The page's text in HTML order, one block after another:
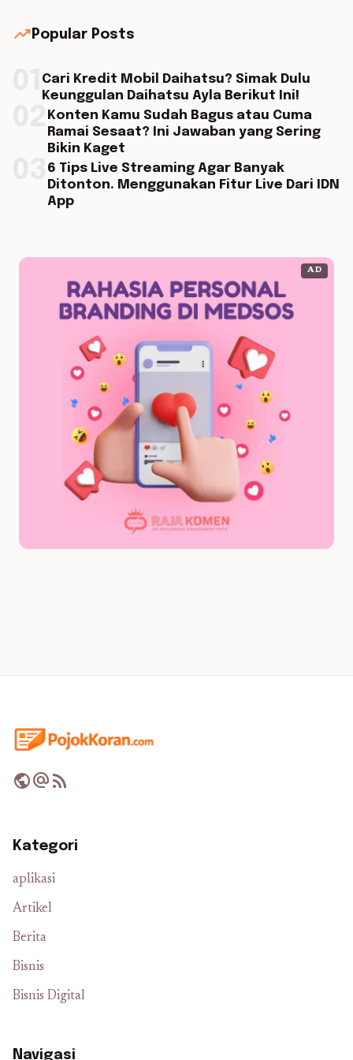
trending_up Popular Posts
Cari Kredit Mobil Daihatsu? Simak Dulu
Keunggulan Daihatsu Ayla Berikut Ini!
Konten Kamu Sudah Bagus atau Cuma
Ramai Sesaat? Ini Jawaban yang Sering
Bikin Kaget
6 Tips Live Streaming Agar Banyak
Ditonton. Menggunakan Fitur Live Dari IDN
App
AD
publicalternate_emailrss_feed
Kategori
aplikasi
Artikel
Berita
Bisnis
Bisnis Digital
Navigasi